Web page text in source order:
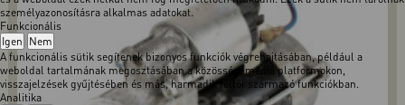
személyazonosításra alkalmas adatokat.
Funkcionális
Igen Nem
A funkcionális sütik segítenek bizonyos funkciók végrehajtásában, például a
weboldal tartalmának megosztásában a közösségi média platformokon,
visszajelzések gyűjtésében és más, harmadik féltől származó funkciókban.
Analitika